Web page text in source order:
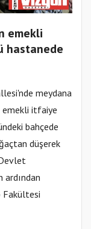
emekli
hastanede
meydana
emekli itfaiye
bahçede
düşerek
ardından
Fakültesi